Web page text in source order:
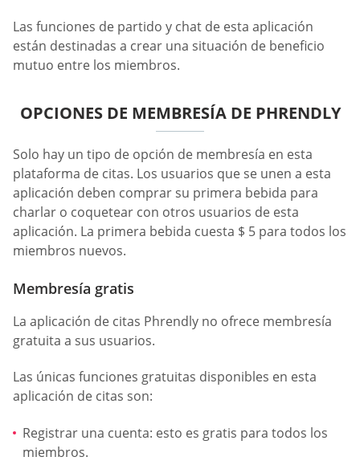
Las funciones de partido y chat de esta aplicación
están destinadas a crear una situación de beneficio
mutuo entre los miembros.
OPCIONES DE MEMBRESÍA DE PHRENDLY
Solo hay un tipo de opción de membresía en esta
plataforma de citas. Los usuarios que se unen a esta
aplicación deben comprar su primera bebida para
charlar o coquetear con otros usuarios de esta
aplicación. La primera bebida cuesta $ 5 para todos los
miembros nuevos.
Membresía gratis
La aplicación de citas Phrendly no ofrece membresía
gratuita a sus usuarios.
Las únicas funciones gratuitas disponibles en esta
aplicación de citas son:
Registrar una cuenta: esto es gratis para todos los
miembros.